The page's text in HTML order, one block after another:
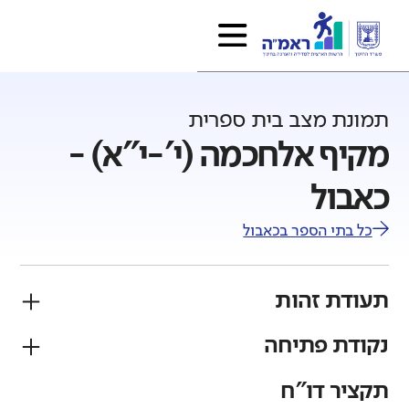
תמונת מצב בית ספרית
מקיף אלחכמה (י'-י"א) -
כאבול
כל בתי הספר בכאבול
תעודת זהות
פיקוח
נקודת פתיחה
תקציר דו"ח